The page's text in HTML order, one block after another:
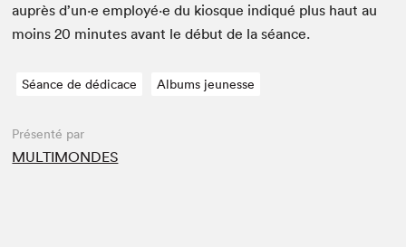
auprès d’un·e employé·e du kiosque indiqué plus haut au
moins20 min­utes avant le début de la séance.
Séance de dédicace Albums jeunesse
Présenté par
MULTIMONDES